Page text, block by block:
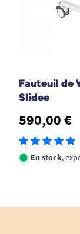
Retrouvez
Fauteuil de
Slidee
590,00 €
En stock,